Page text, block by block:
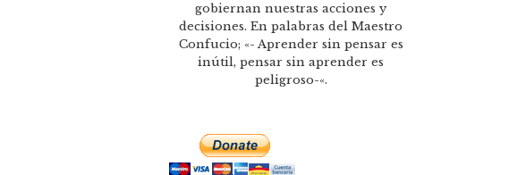
gobiernan nuestras acciones y
decisiones. En palabras del Maestro
Confucio; «- Aprender sin pensar es
inútil, pensar sin aprender es
peligroso-«.